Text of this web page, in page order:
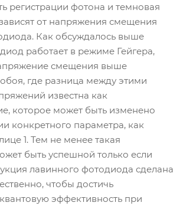
регистрации фотона и темновая
от напряжения смещения
Как обсуждалось выше
работает в режиме Гейгера,
смещения выше
где разница между этими
известна как
которое может быть изменено
конкретного параметра, как
1. Тем не менее такая
быть успешной только если
лавинного фотодиода сделана
чтобы достичь
эффективность при